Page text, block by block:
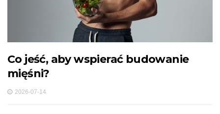
Co jeść, aby wspierać budowanie
mięśni?
2026-07-14